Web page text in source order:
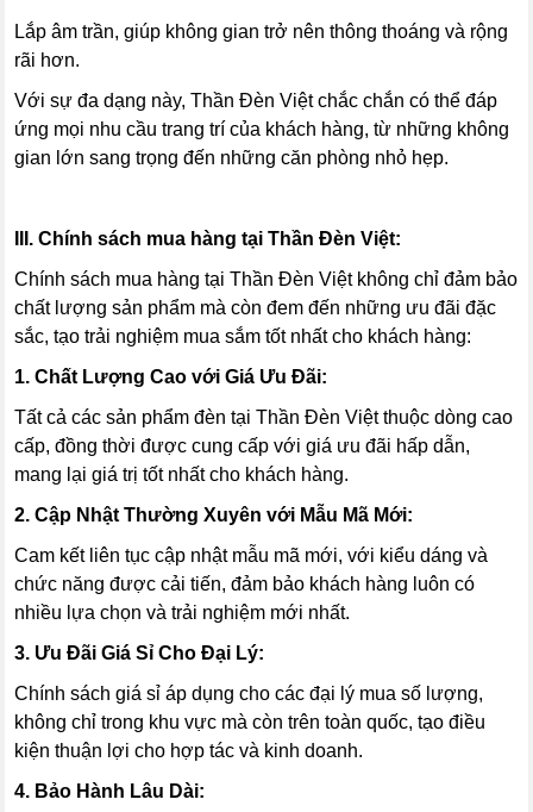
Lắp âm trần, giúp không gian trở nên thông thoáng và rộng
rãi hơn.
Với sự đa dạng này, Thần Đèn Việt chắc chắn có thể đáp
ứng mọi nhu cầu trang trí của khách hàng, từ những không
gian lớn sang trọng đến những căn phòng nhỏ hẹp.
III. Chính sách mua hàng tại Thần Đèn Việt:
Chính sách mua hàng tại Thần Đèn Việt không chỉ đảm bảo
chất lượng sản phẩm mà còn đem đến những ưu đãi đặc
sắc, tạo trải nghiệm mua sắm tốt nhất cho khách hàng:
1. Chất Lượng Cao với Giá Ưu Đãi:
Tất cả các sản phẩm đèn tại Thần Đèn Việt thuộc dòng cao
cấp, đồng thời được cung cấp với giá ưu đãi hấp dẫn,
mang lại giá trị tốt nhất cho khách hàng.
2. Cập Nhật Thường Xuyên với Mẫu Mã Mới:
Cam kết liên tục cập nhật mẫu mã mới, với kiểu dáng và
chức năng được cải tiến, đảm bảo khách hàng luôn có
nhiều lựa chọn và trải nghiệm mới nhất.
3. Ưu Đãi Giá Sỉ Cho Đại Lý:
Chính sách giá sỉ áp dụng cho các đại lý mua số lượng,
không chỉ trong khu vực mà còn trên toàn quốc, tạo điều
kiện thuận lợi cho hợp tác và kinh doanh.
4. Bảo Hành Lâu Dài: